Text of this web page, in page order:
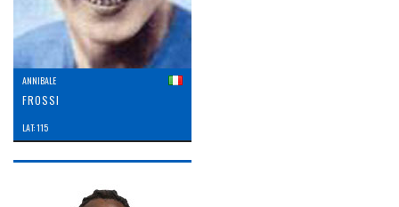
ANNIBALE
FROSSI
LAT: 115